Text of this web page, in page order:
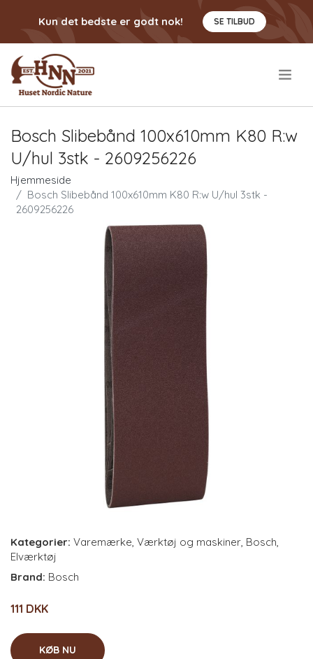
Kun det bedste er godt nok! SE TILBUD
Bosch Slibebånd 100x610mm K80 R:w
U/hul 3stk - 2609256226
Hjemmeside
Bosch Slibebånd 100x610mm K80 R:w U/hul 3stk -
2609256226
Kategorier: Varemærke, Værktøj og maskiner, Bosch,
Elværktøj
Brand: Bosch
111 DKK
KØB NU